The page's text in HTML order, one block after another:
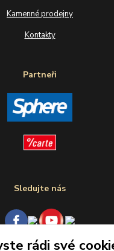
Kamenné prodejny
Kontakty
Partneři
Sledujte nás
rádi své